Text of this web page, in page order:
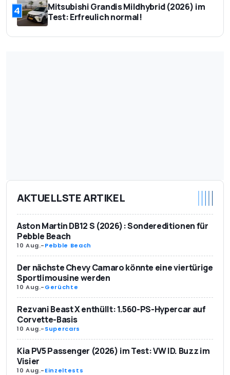
4
Mitsubishi Grandis Mildhybrid (2026) im
Test: Erfreulich normal!
AKTUELLSTE ARTIKEL
Aston Martin DB12 S (2026): Sondereditionen für
Pebble Beach
10 Aug.-Pebble Beach
Der nächste Chevy Camaro könnte eine viertürige
Sportlimousine werden
10 Aug.-Gerüchte
Rezvani Beast X enthüllt: 1.560-PS-Hypercar auf
Corvette-Basis
10 Aug.-Supercars
Kia PV5 Passenger (2026) im Test: VW ID. Buzz im
Visier
10 Aug.-Einzeltests